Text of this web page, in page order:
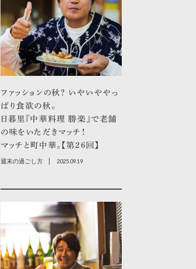
ファッションの秋？ いやいややっ
ぱり食欲の秋。
日暮里『中華料理 勝楽』で老舗
の味をいただきマッチ！
マッチと町中華。【第26回】
週末の過ごし方 2025.09.19